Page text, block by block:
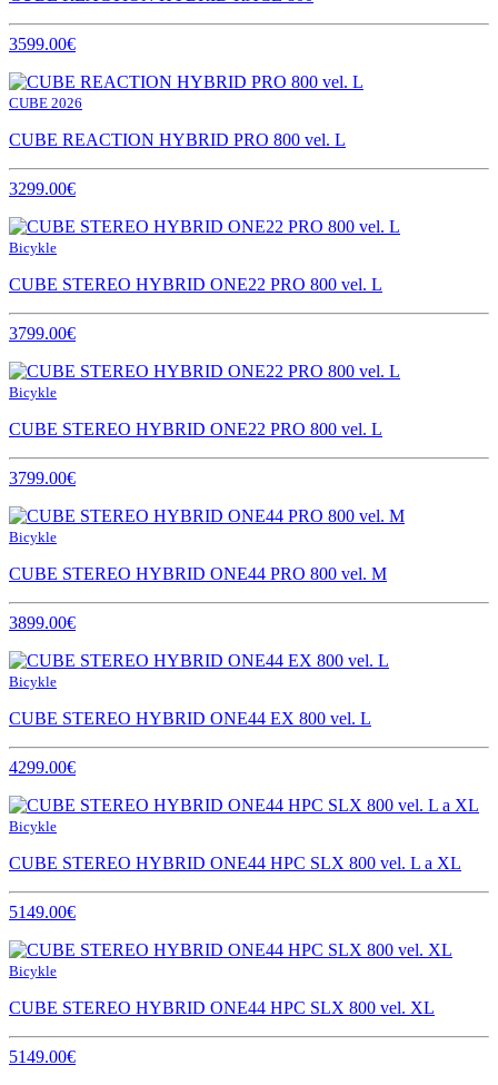
3599.00€
CUBE 2026
CUBE REACTION HYBRID PRO 800 vel. L
3299.00€
Bicykle
CUBE STEREO HYBRID ONE22 PRO 800 vel. L
3799.00€
Bicykle
CUBE STEREO HYBRID ONE22 PRO 800 vel. L
3799.00€
Bicykle
CUBE STEREO HYBRID ONE44 PRO 800 vel. M
3899.00€
Bicykle
CUBE STEREO HYBRID ONE44 EX 800 vel. L
4299.00€
Bicykle
CUBE STEREO HYBRID ONE44 HPC SLX 800 vel. L a XL
5149.00€
Bicykle
CUBE STEREO HYBRID ONE44 HPC SLX 800 vel. XL
5149.00€